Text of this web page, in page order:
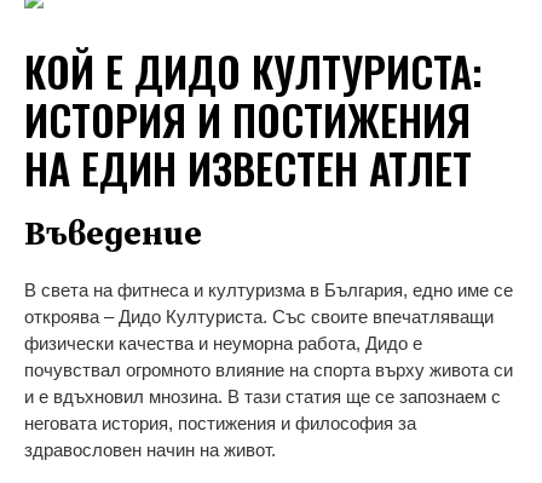
КОЙ Е ДИДО КУЛТУРИСТА:
ИСТОРИЯ И ПОСТИЖЕНИЯ
НА ЕДИН ИЗВЕСТЕН АТЛЕТ
Въведение
В света на фитнеса и културизма в България, едно име се
откроява – Дидо Културиста. Със своите впечатляващи
физически качества и неуморна работа, Дидо е
почувствал огромното влияние на спорта върху живота си
и е вдъхновил мнозина. В тази статия ще се запознаем с
неговата история, постижения и философия за
здравословен начин на живот.